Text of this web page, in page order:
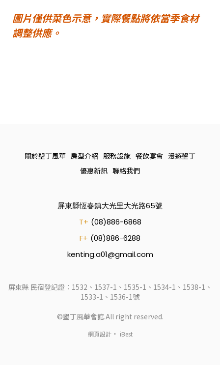
圖片僅供菜色示意，實際餐點將依當季食材
調整供應。
關於墾丁風華 房型介紹 服務設施 餐飲宴會 漫遊墾丁
優惠新訊 聯絡我們
屏東縣恆春鎮大光里大光路65號
T+ (08)886-6868
F+ (08)886-6288
kenting.a01@gmail.com
屏東縣 民宿登記證：1532、1537-1、1535-1、1534-1、1538-1、
1533-1、1536-1號
©墾丁風華會館.All right reserved.
網頁設計‧ iBest